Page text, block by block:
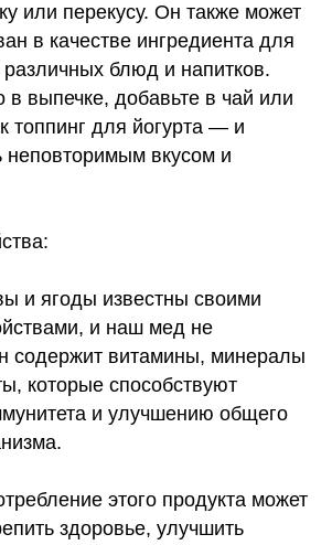
или перекусу. Он также может
в качестве ингредиента для
различных блюд и напитков.
в выпечке, добавьте в чай или
топпинг для йогурта — и
неповторимым вкусом и
и ягоды известны своими
и наш мед не
содержит витамины, минералы
которые способствуют
и улучшению общего
этого продукта может
здоровье, улучшить